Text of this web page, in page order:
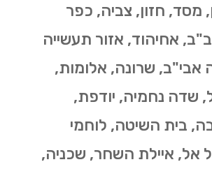
מסד, חזון, צביה, כפר
אחיהוד, אזור תעשייה
אבי"ב, שרונה, אלומות,
שדה נחמיה, יודפת,
בית השיטה, לוחמי
אל, איילת השחר, שכניה,